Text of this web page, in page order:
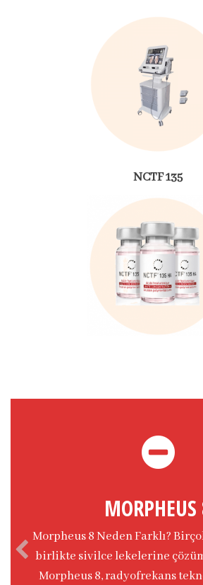
NCTF 135
MORPHEUS
Morpheus 8 Neden Farklı?
birlikte sivilce lekelerine
Morpheus 8, radyofrekans